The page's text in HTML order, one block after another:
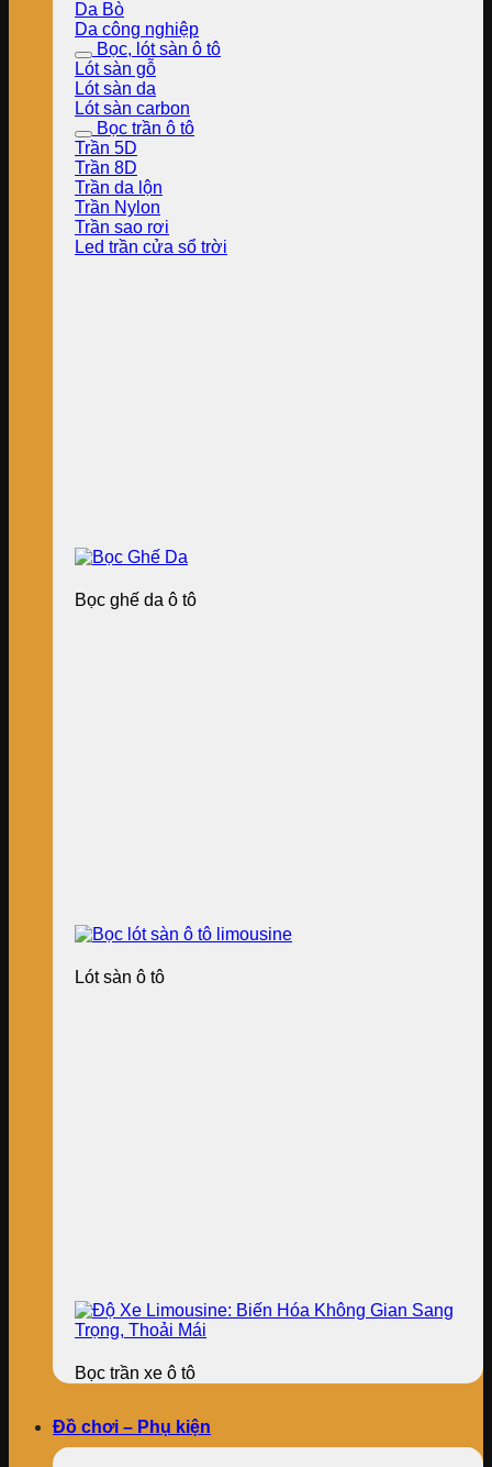
Da Bò
Da công nghiệp
Bọc, lót sàn ô tô
Lót sàn gỗ
Lót sàn da
Lót sàn carbon
Bọc trần ô tô
Trần 5D
Trần 8D
Trần da lộn
Trần Nylon
Trần sao rơi
Led trần cửa sổ trời
Bọc ghế da ô tô
Lót sàn ô tô
Bọc trần xe ô tô
Đồ chơi – Phụ kiện